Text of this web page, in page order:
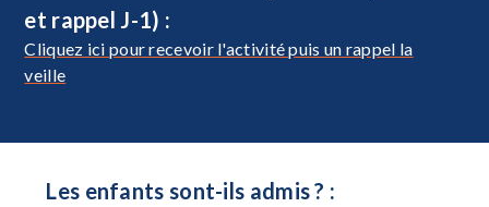
et rappel J-1) :
Cliquez ici pour recevoir l'activité puis un rappel la
veille
Les enfants sont-ils admis ? :